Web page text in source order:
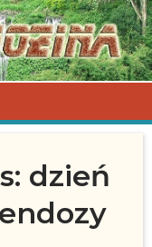
dzień